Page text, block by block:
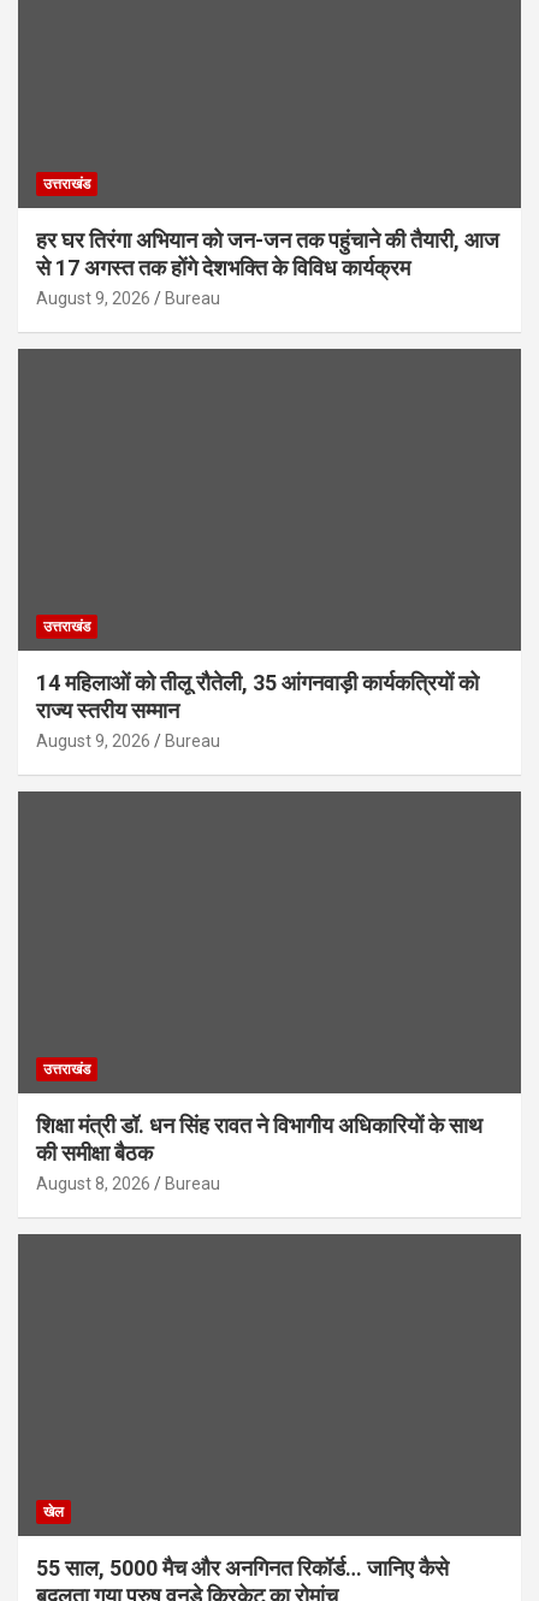
उत्तराखंड
हर घर तिरंगा अभियान को जन-जन तक पहुंचाने की तैयारी, आज
से 17 अगस्त तक होंगे देशभक्ति के विविध कार्यक्रम
August 9, 2026 Bureau
उत्तराखंड
14 महिलाओं को तीलू रौतेली, 35 आंगनवाड़ी कार्यकत्रियों को
राज्य स्तरीय सम्मान
August 9, 2026 Bureau
उत्तराखंड
शिक्षा मंत्री डॉ. धन सिंह रावत ने विभागीय अधिकारियों के साथ
की समीक्षा बैठक
August 8, 2026 Bureau
खेल
55 साल, 5000 मैच और अनगिनत रिकॉर्ड… जानिए कैसे
बदलता गया पुरुष वनडे क्रिकेट का रोमांच